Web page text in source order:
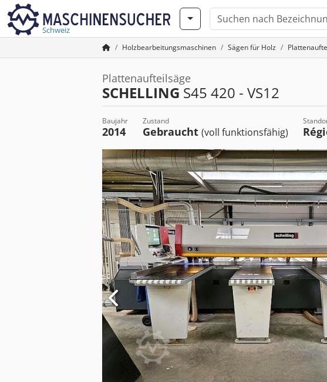
Schweiz
Holzbearbeitungsmaschinen Sägen für Holz
Plattenaufteilsäge
SCHELLING S45 420 - VS12
Baujahr
2014
Zustand
Gebraucht (voll funktionsfähig)